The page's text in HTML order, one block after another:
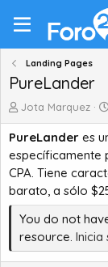
Landing Pages
PureLander
A
u
t
o
r
Jota Marquez
PureLander es
específicamente
CPA. Tiene
barato, a sólo
You do not
resource. Inicia